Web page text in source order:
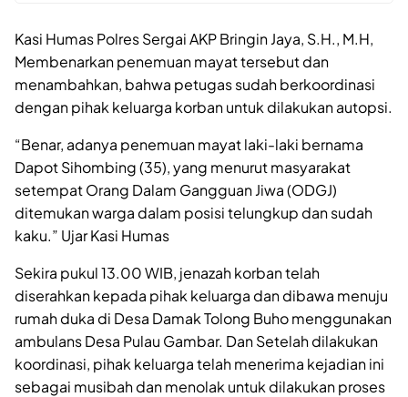
Kasi Humas Polres Sergai AKP Bringin Jaya, S.H., M.H,
Membenarkan penemuan mayat tersebut dan
menambahkan, bahwa petugas sudah berkoordinasi
dengan pihak keluarga korban untuk dilakukan autopsi.
“Benar, adanya penemuan mayat laki-laki bernama
Dapot Sihombing (35), yang menurut masyarakat
setempat Orang Dalam Gangguan Jiwa (ODGJ)
ditemukan warga dalam posisi telungkup dan sudah
kaku.” Ujar Kasi Humas
Sekira pukul 13.00 WIB, jenazah korban telah
diserahkan kepada pihak keluarga dan dibawa menuju
rumah duka di Desa Damak Tolong Buho menggunakan
ambulans Desa Pulau Gambar. Dan Setelah dilakukan
koordinasi, pihak keluarga telah menerima kejadian ini
sebagai musibah dan menolak untuk dilakukan proses